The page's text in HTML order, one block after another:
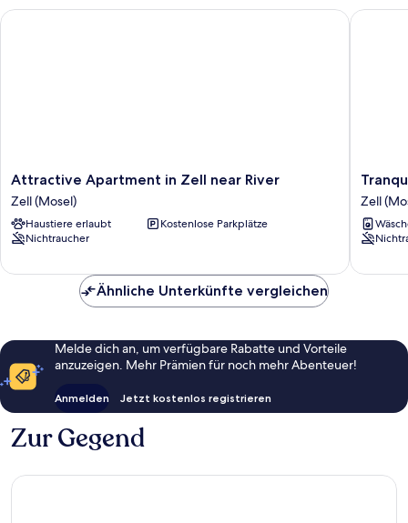
Attractive
Apartment
in
Zell
near
Zell
Attractive Apartment in Zell near River
Zell (Mosel)
Haustiere erlaubt
Kostenlose Parkplätze
Nichtraucher
Attractive Apartment in Zell near River
Tranquil
in
Zell-
kaimt
(Mosel)
Zell
Ähnliche Unterkünfte vergleichen
Melde dich an, um verfügbare Rabatte und Vorteile
anzuzeigen. Mehr Prämien für noch mehr Abenteuer!
Anmelden Jetzt kostenlos registrieren
Zur Gegend